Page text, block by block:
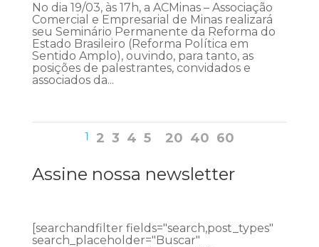
No dia 19/03, às 17h, a ACMinas – Associação
Comercial e Empresarial de Minas realizará
seu Seminário Permanente da Reforma do
Estado Brasileiro (Reforma Política em
Sentido Amplo), ouvindo, para tanto, as
posições de palestrantes, convidados e
associados da...
1 2 3 4 5 20 40 60
Assine nossa newsletter
[searchandfilter fields="search,post_types"
search_placeholder="Buscar"